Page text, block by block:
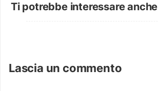
Ti potrebbe interessare anche
Lascia un commento